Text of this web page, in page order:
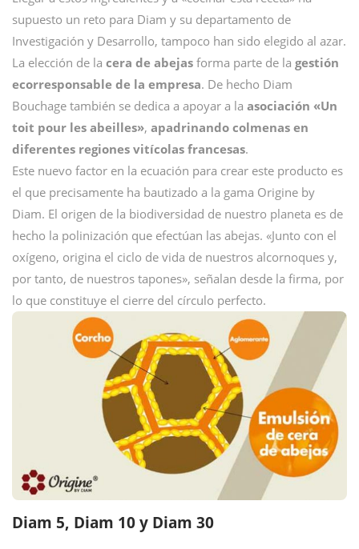
supuesto un reto para Diam y su departamento de
Investigación y Desarrollo, tampoco han sido elegido al azar.
La elección de la cera de abejas forma parte de la gestión
ecorresponsable de la empresa. De hecho Diam
Bouchage también se dedica a apoyar a la asociación «Un
toit pour les abeilles», apadrinando colmenas en
diferentes regiones vitícolas francesas.
Este nuevo factor en la ecuación para crear este producto es
el que precisamente ha bautizado a la gama Origine by
Diam. El origen de la biodiversidad de nuestro planeta es de
hecho la polinización que efectúan las abejas. «Junto con el
oxígeno, origina el ciclo de vida de nuestros alcornoques y,
por tanto, de nuestros tapones», señalan desde la firma, por
lo que constituye el cierre del círculo perfecto.
Diam 5, Diam 10 y Diam 30